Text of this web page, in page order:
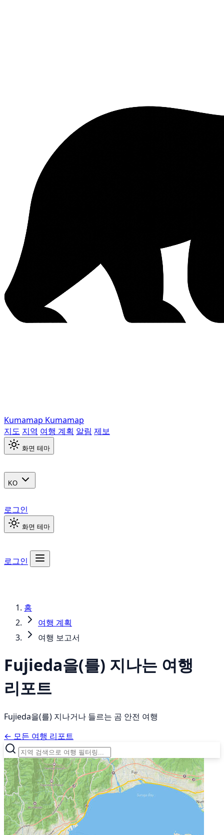
Kumamap Kumamap
지도 지역 여행 계획 알림 제보
화면 테마
KO
로그인
화면 테마
로그인
홈
여행 계획
여행 보고서
Fujieda을(를) 지나는 여행
리포트
Fujieda을(를) 지나거나 들르는 곰 안전 여행
← 모든 여행 리포트